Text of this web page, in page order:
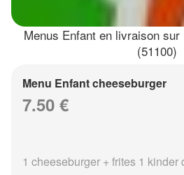
Menus Enfant en livraison
(51100)
Menu Enfant cheeseburger
7.50 €
1 cheeseburger + frites 1